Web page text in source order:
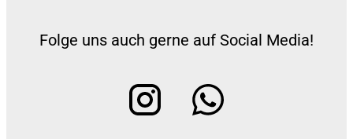
Folge uns auch gerne auf Social Media!